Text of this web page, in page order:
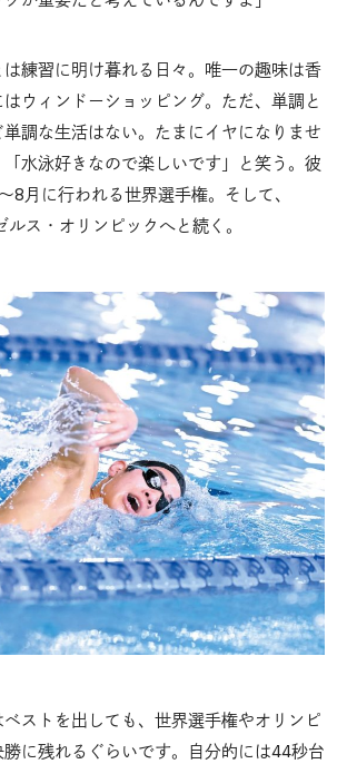
練習に明け暮れる日々。唯一の趣味は香
ウィンドーショッピング。ただ、単調と
調な生活はない。たまにイヤになりませ
水泳好きなので楽しいです」と笑う。彼
8月に行われる世界選手権。そして、
ス・オリンピックへと続く。
ベストを出しても、世界選手権やオリンピ
勝に残れるぐらいです。自分的には44秒台